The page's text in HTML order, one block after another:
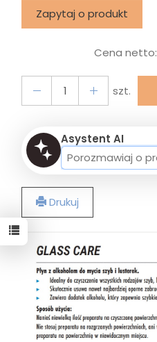
Zapytaj o produkt
Cena netto:
szt.
Asystent AI
Drukuj